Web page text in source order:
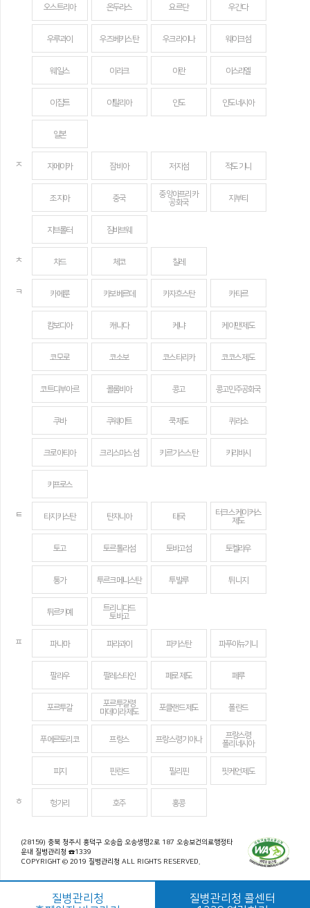
오스트리아 온두라스 요르단 우간다
우루과이 우즈베키스탄 우크라이나 웨이크섬
웨일스 이라크 이란 이스라엘
이집트 이탈리아 인도 인도네시아
일본
ㅈ 자메이카 잠비아 저지섬 적도 기니
조지아 중국
중앙아프리카
공화국
지부티
지브롤터 짐바브웨
ㅊ 차드 체코 칠레
ㅋ 카메룬 카보베르데 카자흐스탄 카타르
캄보디아 캐나다 케냐 케이맨 제도
코모로 코소보 코스타리카 코코스 제도
코트디부아르 콜롬비아 콩고 콩고민주공화국
쿠바 쿠웨이트 쿡 제도 퀴라소
크로아티아 크리스마스섬 키르기스스탄 키리바시
키프로스
ㅌ 타지키스탄 탄자니아 태국
터크스 케이커스
제도
토고 토르톨라섬 토바고섬 토켈라우
통가 투르크메니스탄 투발루 튀니지
튀르키예
트리니다드
토바고
ㅍ 파나마 파라과이 파키스탄 파푸아뉴기니
팔라우 팔레스타인 페로 제도 페루
포르투갈
포르투갈령
마데이라 제도
포클랜드 제도 폴란드
푸에르토리코 프랑스 프랑스령 기아나
프랑스령
폴리네시아
피지 핀란드 필리핀 핏케언 제도
ㅎ 헝가리 호주 홍콩
(28159) 충북 청주시 흥덕구 오송읍 오송생명2로 187 오송보건의료행정타
운내 질병관리청 ☎1339
COPYRIGHT © 2019 질병관리청 ALL RIGHTS RESERVED.
질병관리청
질병관리청 콜센터